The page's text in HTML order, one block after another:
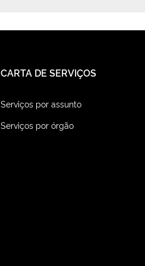
CARTA DE SERVIÇOS
Serviços por assunto
Serviços por órgão